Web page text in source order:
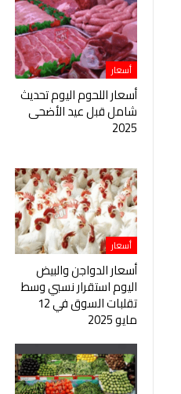
أسعار
أسعار اللحوم اليوم تحديث
شامل قبل عيد الأضحى
2025
أسعار
أسعار الدواجن والبيض
اليوم استقرار نسبي وسط
تقلبات السوق في 12
مايو 2025